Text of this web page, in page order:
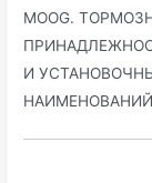
MOOG.
И